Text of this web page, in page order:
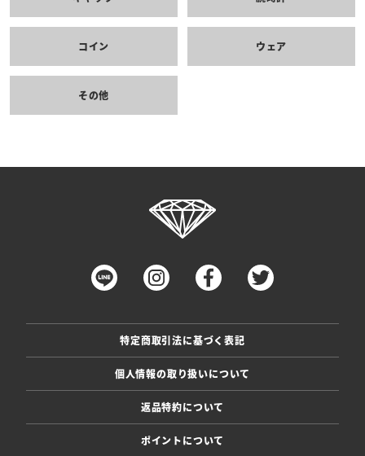
コイン ウェア
その他
特定商取引法に基づく表記
個人情報の取り扱いについて
返品特約について
ポイントについて